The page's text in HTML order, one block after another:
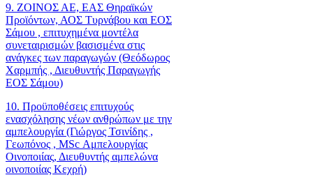
9. ΖΟΙΝΟΣ ΑΕ, ΕΑΣ Θηραϊκών
Προϊόντων, ΑΟΣ Τυρνάβου και ΕΟΣ
Σάμου , επιτυχημένα μοντέλα
συνεταιρισμών βασισμένα στις
ανάγκες των παραγωγών (Θεόδωρος
Χαρμπής , Διευθυντής Παραγωγής
ΕΟΣ Σάμου)
10. Προϋποθέσεις επιτυχούς
ενασχόλησης νέων ανθρώπων με την
αμπελουργία (Γιώργος Τσινίδης ,
Γεωπόνος , MSc Αμπελουργίας
Οινοποιίας, Διευθυντής αμπελώνα
οινοποιίας Κεχρή)